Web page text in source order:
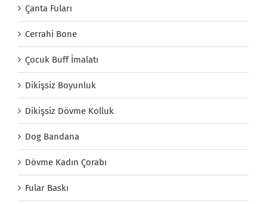
Çanta Fuları
Cerrahi Bone
Çocuk Buff İmalatı
Dikişsiz Boyunluk
Dikişsiz Dövme Kolluk
Dog Bandana
Dövme Kadın Çorabı
Fular Baskı